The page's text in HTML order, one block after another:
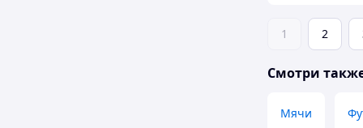
1 2
Смотри
Мячи